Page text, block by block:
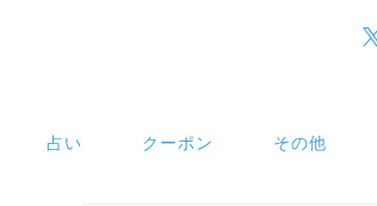
占い クーポン その他